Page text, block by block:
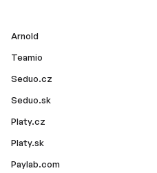
Arnold
Teamio
Seduo.cz
Seduo.sk
Platy.cz
Platy.sk
Paylab.com